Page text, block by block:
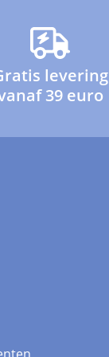
levering
39 euro